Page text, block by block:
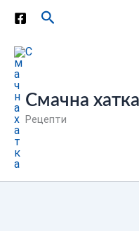
Перейти
вмісту
Пошук
Смачна хатка
Рецепти